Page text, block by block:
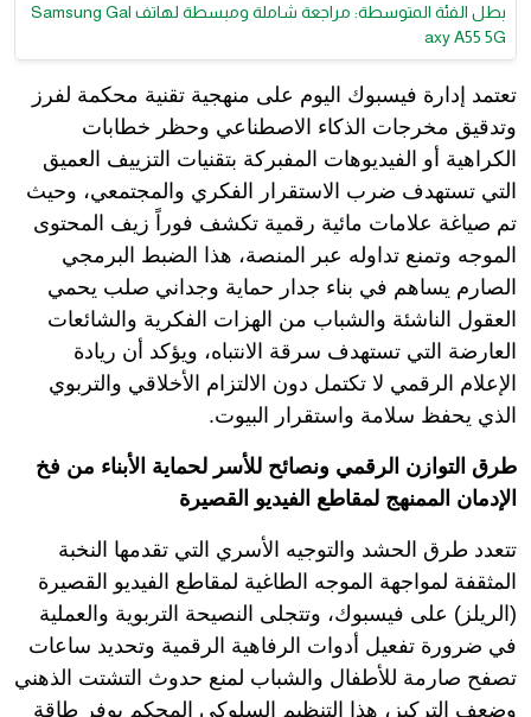
بطل الفئة المتوسطة: مراجعة شاملة ومبسطة لهاتف Samsung Gal
axy A55 5G
تعتمد إدارة فيسبوك اليوم على منهجية تقنية محكمة لفرز
وتدقيق مخرجات الذكاء الاصطناعي وحظر خطابات
الكراهية أو الفيديوهات المفبركة بتقنيات التزييف العميق
التي تستهدف ضرب الاستقرار الفكري والمجتمعي، وحيث
تم صياغة علامات مائية رقمية تكشف فوراً زيف المحتوى
الموجه وتمنع تداوله عبر المنصة، هذا الضبط البرمجي
الصارم يساهم في بناء جدار حماية وجداني صلب يحمي
العقول الناشئة والشباب من الهزات الفكرية والشائعات
العارضة التي تستهدف سرقة الانتباه، ويؤكد أن ريادة
الإعلام الرقمي لا تكتمل دون الالتزام الأخلاقي والتربوي
الذي يحفظ سلامة واستقرار البيوت.
طرق التوازن الرقمي ونصائح للأسر لحماية الأبناء من فخ
الإدمان الممنهج لمقاطع الفيديو القصيرة
تتعدد طرق الحشد والتوجيه الأسري التي تقدمها النخبة
المثقفة لمواجهة الموجه الطاغية لمقاطع الفيديو القصيرة
(الريلز) على فيسبوك، وتتجلى النصيحة التربوية والعملية
في ضرورة تفعيل أدوات الرفاهية الرقمية وتحديد ساعات
تصفح صارمة للأطفال والشباب لمنع حدوث التشتت الذهني
وضعف التركيز، هذا التنظيم السلوكي المحكم يوفر طاقة